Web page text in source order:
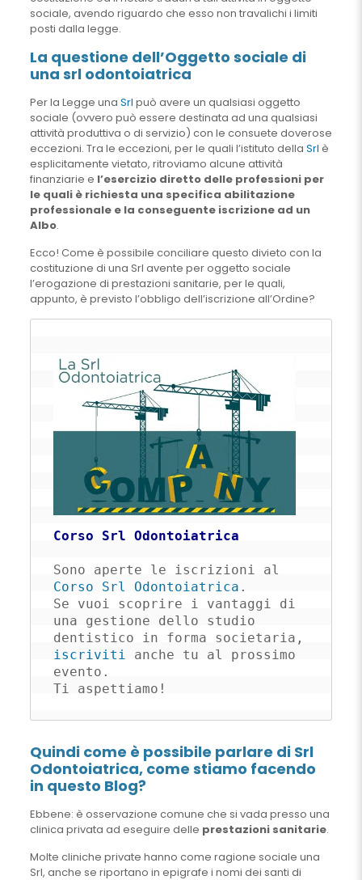
sociale, avendo riguardo che esso non travalichi i limiti
posti dalla legge.
La questione dell’Oggetto sociale di
una srl odontoiatrica
Per la Legge una Srl può avere un qualsiasi oggetto
sociale (ovvero può essere destinata ad una qualsiasi
attività produttiva o di servizio) con le consuete doverose
eccezioni. Tra le eccezioni, per le quali l’istituto della Srl è
esplicitamente vietato, ritroviamo alcune attività
finanziarie e l’esercizio diretto delle professioni per
le quali è richiesta una specifica abilitazione
professionale e la conseguente iscrizione ad un
Albo.
Ecco! Come è possibile conciliare questo divieto con la
costituzione di una Srl avente per oggetto sociale
l’erogazione di prestazioni sanitarie, per le quali,
appunto, è previsto l’obbligo dell’iscrizione all’Ordine?
Corso Srl Odontoiatrica
Corso Srl Odontoiatrica .
Se vuoi scoprire i vantaggi di
una gestione dello studio
iscriviti anche tu al prossimo
evento.
Ti aspettiamo!
Quindi come è possibile parlare di Srl
Odontoiatrica, come stiamo facendo
in questo Blog?
Ebbene: è osservazione comune che si vada presso una
clinica privata ad eseguire delle prestazioni sanitarie.
Molte cliniche private hanno come ragione sociale una
Srl, anche se riportano in epigrafe i nomi dei santi di